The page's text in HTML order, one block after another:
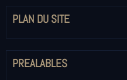
PLAN DU SITE
PREALABLES